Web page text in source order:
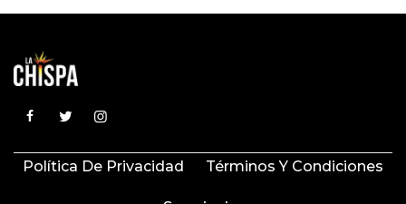
Política De Privacidad Términos Y Condiciones